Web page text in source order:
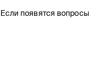
Если появятся